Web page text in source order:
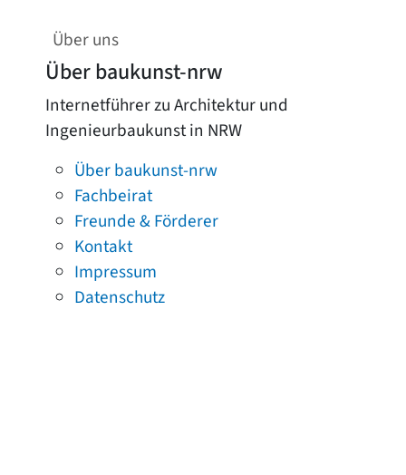
Über uns
Über baukunst-nrw
Internetführer zu Architektur und
Ingenieurbaukunst in NRW
Über baukunst-nrw
Fachbeirat
Freunde & Förderer
Kontakt
Impressum
Datenschutz